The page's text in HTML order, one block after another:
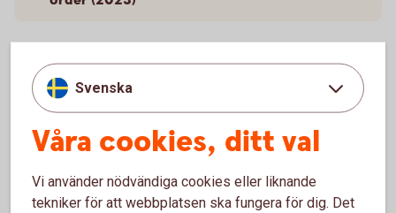
För 2022
Information om utförda och vidarebefordrade
Svenska
Våra cookies, ditt val
Vi använder nödvändiga cookies eller liknande
tekniker för att webbplatsen ska fungera för dig. Det